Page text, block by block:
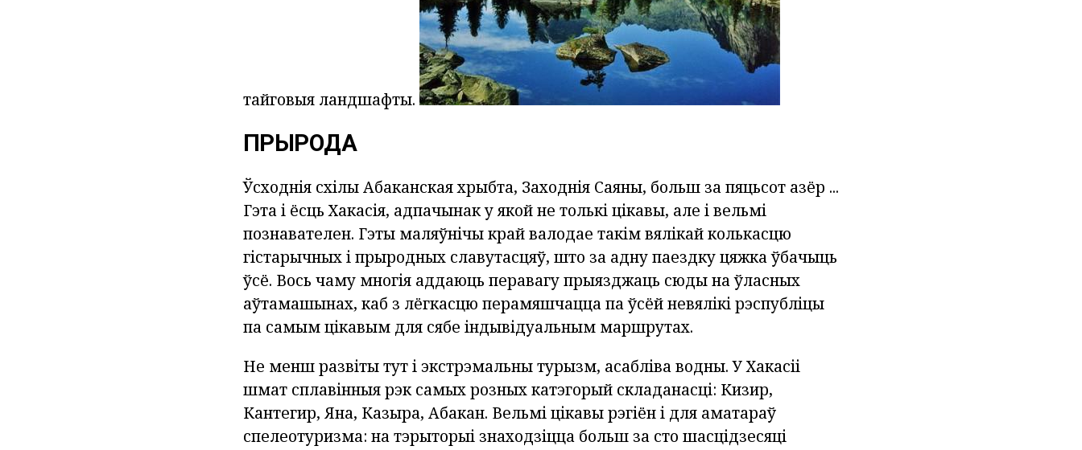
тайговыя ландшафты.
ПРЫРОДА
Ўсходнія схілы Абаканская хрыбта, Заходнія Саяны, больш за пяцьсот азёр ...
Гэта і ёсць Хакасія, адпачынак у якой не толькі цікавы, але і вельмі
познавателен. Гэты маляўнічы край валодае такім вялікай колькасцю
гістарычных і прыродных славутасцяў, што за адну паездку цяжка ўбачыць
ўсё. Вось чаму многія аддаюць перавагу прыязджаць сюды на ўласных
аўтамашынах, каб з лёгкасцю перамяшчацца па ўсёй невялікі рэспубліцы
па самым цікавым для сябе індывідуальным маршрутах.
Не менш развіты тут і экстрэмальны турызм, асабліва водны. У Хакасіі
шмат сплавінныя рэк самых розных катэгорый складанасці: Кизир,
Кантегир, Яна, Казыра, Абакан. Вельмі цікавы рэгіён і для аматараў
спелеотуризма: на тэрыторыі знаходзіцца больш за сто шасцідзесяці